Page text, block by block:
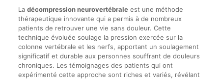
La décompression neurovertébraleest une méthode
thérapeutique innovante qui a permis à de nombreux
patients de retrouver une vie sans douleur. Cette
technique évoluée soulage la pression exercée sur la
colonne vertébrale et les nerfs, apportant un soulagement
significatif et durable aux personnes souffrant de douleurs
chroniques. Les témoignages des patients qui ont
expérimenté cette approche sont riches et variés, révélant